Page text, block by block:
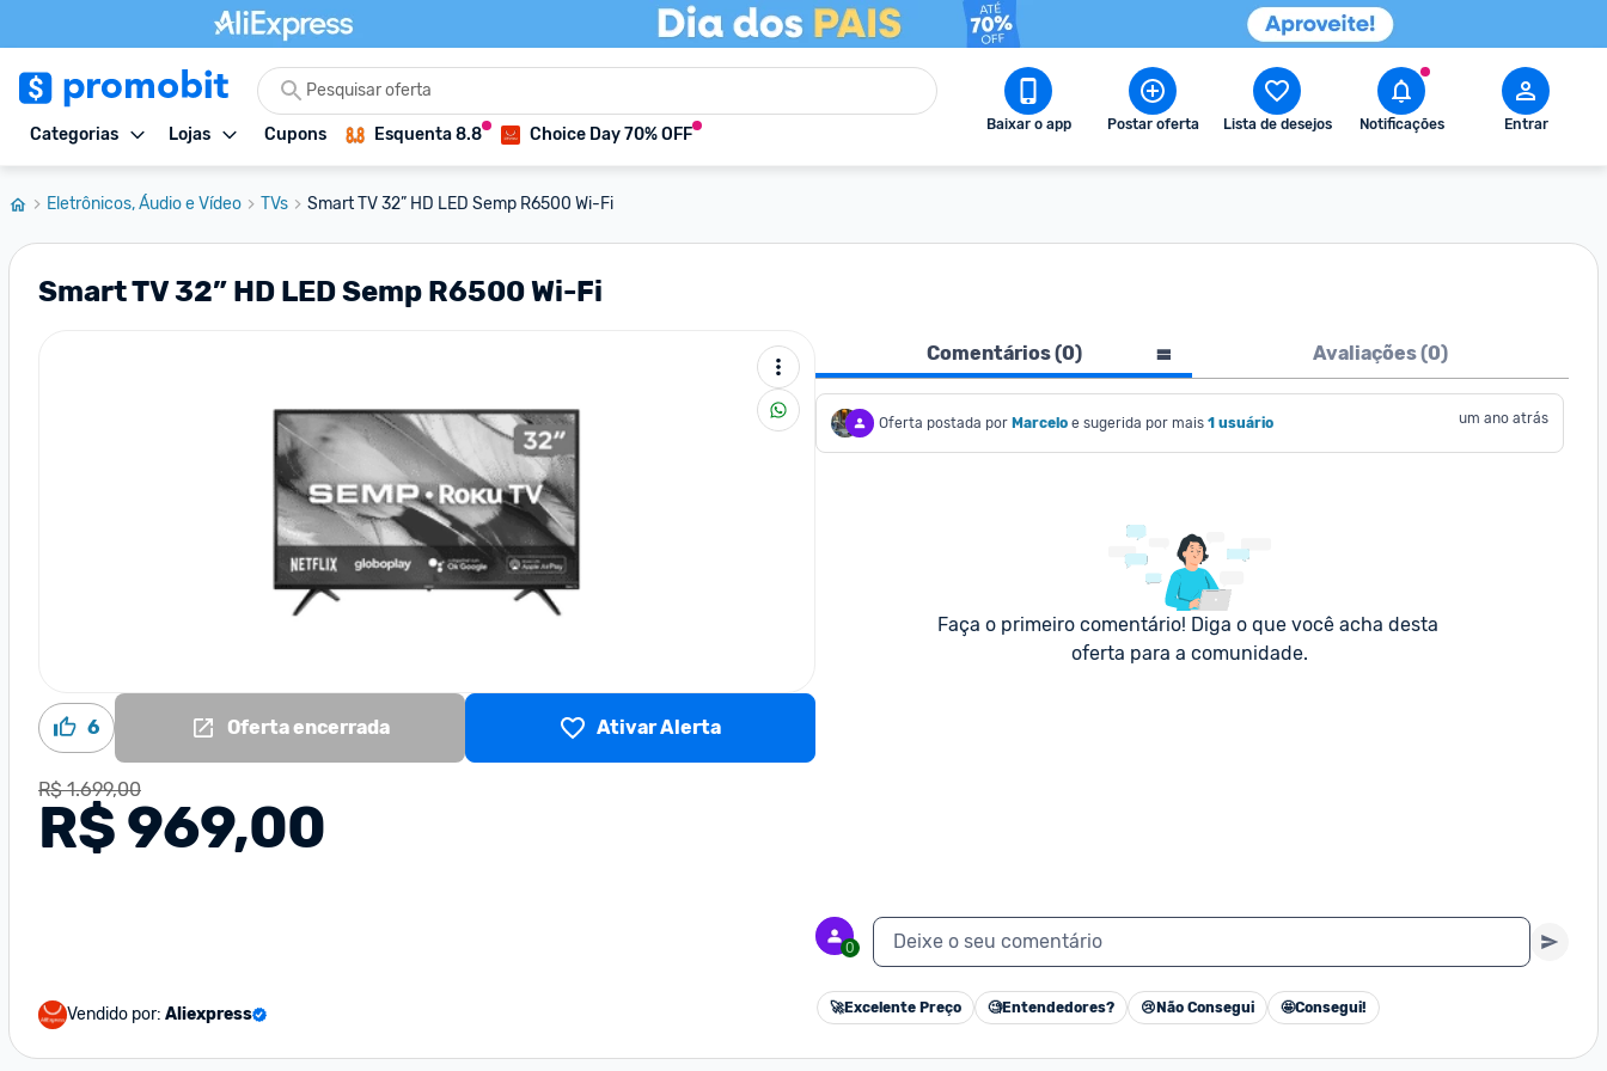
Categorias Lojas Cupons Esquenta 8.8 Choice Day 70% OFF Baixar o app Postar oferta Lista de desejos Notificações Entrar
Eletrônicos, Áudio e Vídeo TVs Smart TV 32” HD LED Semp R6500 Wi-Fi
Smart TV 32” HD LED Semp R6500 Wi-Fi
6 Oferta encerrada Ativar Alerta
R$ 1.699,00
R$ 969,00
Vendido por: Aliexpress
Comentários (0) Avaliações (0)
Oferta postada por Marcelo e sugerida por mais 1 usuário um ano atrás
Faça o primeiro comentário! Diga o que você acha desta
oferta para a comunidade.
0 Deixe o seu comentário
🚀Excelente Preço 🧐Entendedores? 😢 Não Consegui 🤩Consegui!